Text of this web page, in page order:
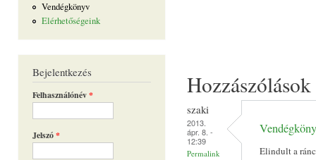
Vendégkönyv
Elérhetőségeink
Bejelentkezés
Felhasználónév*
Jelszó*
Hozzászólások
szaki
2013.
ápr. 8. -
12:39
Permalink Elindult a